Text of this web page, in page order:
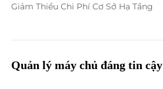
Giảm Thiểu Chi Phí Cơ Sở Hạ Tầng
Quản lý máy chủ đáng tin cậy